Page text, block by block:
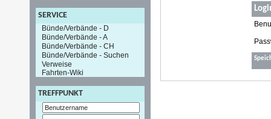
SERVICE
Bünde/Verbände - D
Bünde/Verbände - A
Bünde/Verbände - CH
Bünde/Verbände - Suchen
Verweise
Fahrten-Wiki
TREFFPUNKT